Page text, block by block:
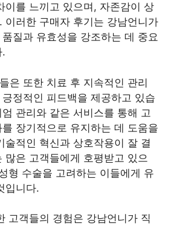
이를 느끼고 있으며, 자존감이 상
이러한 구매자 후기는 강남언니가
질과 유효성을 강조하는 데 중요
.
은 또한 치료 후 지속적인 관리
정적인 피드백을 제공하고 있습
관리와 같은 서비스를 통해 고
장기적으로 유지하는 데 도움을
술적인 혁신과 상호작용이 잘 결
많은 고객들에게 호평받고 있으
형 수술을 고려하는 이들에게 유
입니다.
고객들의 경험은 강남언니가 직